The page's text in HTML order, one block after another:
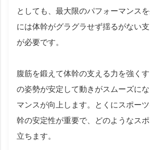
としても、最大限のパフォーマンス
には体幹がグラグラせず揺るがない
が必要です。
腹筋を鍛えて体幹の支える力を強く
の姿勢が安定して動きがスムーズに
マンスが向上します。とくにスポー
幹の安定性が重要で、どのようなス
立ちます。